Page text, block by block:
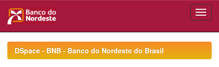
navigationDSpace - BNB - Banco do Nordeste do Brasil